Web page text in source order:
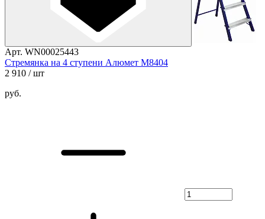
Арт. WN00025443
Стремянка на 4 ступени Алюмет М8404
2 910 / шт
руб.